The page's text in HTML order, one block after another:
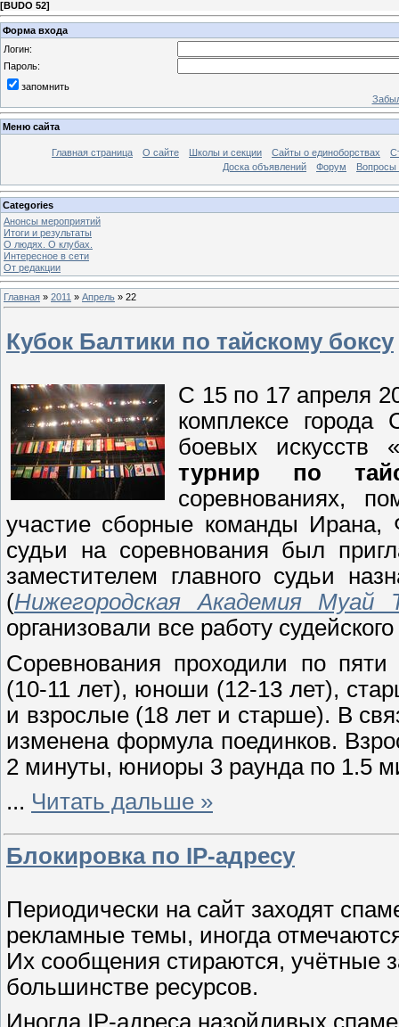
[BUDO 52]
Форма входа
Логин:
Пароль:
запомнить
Меню сайта
Главная страница О сайте Школы и секции Сайты о единоборствах
Доска объявлений
Форум Вопросы
Categories
Анонсы мероприятий
Итоги и результаты
О людях. О клубах.
Интересное в сети
От редакции
Главная » 2011 » Апрель » 22
Кубок Балтики по тайскому боксу
С 15 по 17 апреля
комплексе
боевых искусств
турнир по
соревнованиях,
участие сборные команды Ирана,
судьи на соревнования был
заместителем главного судьи
(Нижегородская Академия Муай
организовали все работу
Соревнования проходили по
(10-11 лет), юноши (12-13 лет),
и взрослые (18 лет и старше). В
изменена формула поединков.
2 минуты, юниоры 3 раунда по 1.5
... Читать дальше »
Блокировка по IP-адресу
Периодически на сайт заходят
рекламные темы, иногда
Их сообщения стираются, учётные
большинстве ресурсов.
Иногда IP-адреса назойливых